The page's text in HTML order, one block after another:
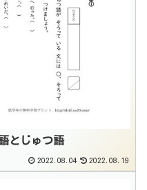
じゅつ語
2022.08.04 2022.08.19